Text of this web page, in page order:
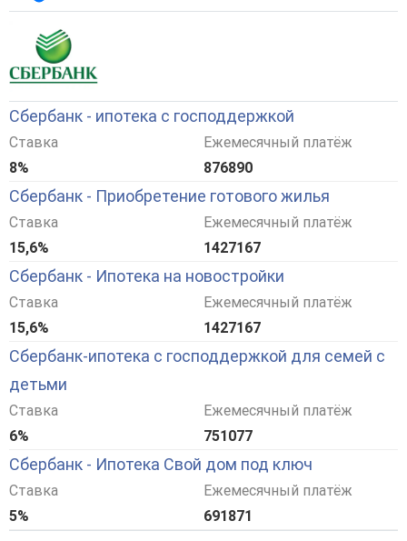
Сбербанк - ипотека с господдержкой
Ставка
8%
Ежемесячный платёж
876890
Сбербанк - Приобретение готового жилья
Ставка
15,6%
Ежемесячный платёж
1427167
Сбербанк - Ипотека на новостройки
Ставка
15,6%
Ежемесячный платёж
1427167
Сбербанк-ипотека с господдержкой для семей с
детьми
Ставка
6%
Ежемесячный платёж
751077
Сбербанк - Ипотека Свой дом под ключ
Ставка
5%
Ежемесячный платёж
691871